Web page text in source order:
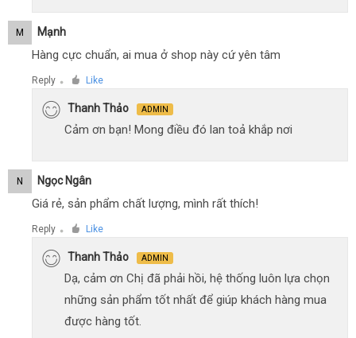
M Mạnh
Hàng cực chuẩn, ai mua ở shop này cứ yên tâm
Reply ● Like
Thanh Thảo ADMIN
Cảm ơn bạn! Mong điều đó lan toả khắp nơi
N Ngọc Ngân
Giá rẻ, sản phẩm chất lượng, mình rất thích!
Reply ● Like
Thanh Thảo ADMIN
Dạ, cảm ơn Chị đã phải hồi, hệ thống luôn lựa chọn
những sản phẩm tốt nhất để giúp khách hàng mua
được hàng tốt.